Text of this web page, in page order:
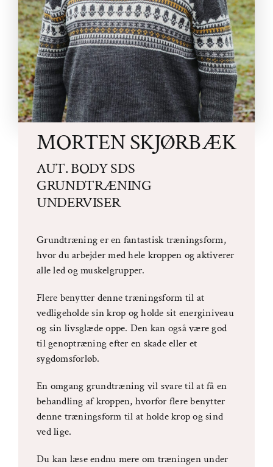
MORTEN SKJØRBÆK
AUT. BODY SDS
GRUNDTRÆNING
UNDERVISER
Grundtræning er en fantastisk træningsform,
hvor du arbejder med hele kroppen og aktiverer
alle led og muskelgrupper.
Flere benytter denne træningsform til at
vedligeholde sin krop og holde sit energiniveau
og sin livsglæde oppe. Den kan også være god
til genoptræning efter en skade eller et
sygdomsforløb.
En omgang grundtræning vil svare til at få en
behandling af kroppen, hvorfor flere benytter
denne træningsform til at holde krop og sind
ved lige.
Du kan læse endnu mere om træningen under